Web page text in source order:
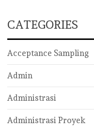
CATEGORIES
Acceptance Sampling
Admin
Administrasi
Administrasi Proyek